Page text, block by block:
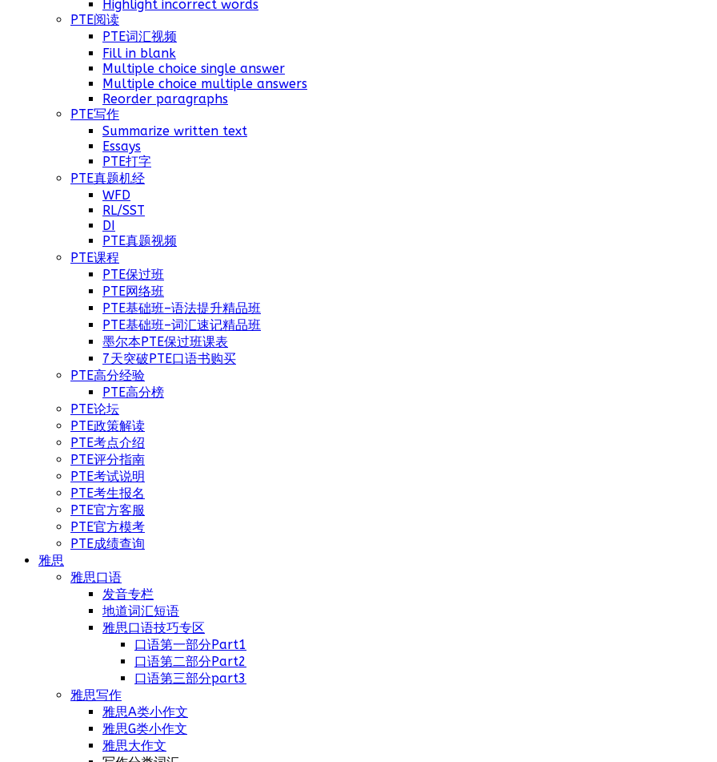
Highlight incorrect words
PTE阅读
PTE词汇视频
Fill in blank
Multiple choice single answer
Multiple choice multiple answers
Reorder paragraphs
PTE写作
Summarize written text
Essays
PTE打字
PTE真题机经
WFD
RL/SST
DI
PTE真题视频
PTE课程
PTE保过班
PTE网络班
PTE基础班–语法提升精品班
PTE基础班–词汇速记精品班
墨尔本PTE保过班课表
7天突破PTE口语书购买
PTE高分经验
PTE高分榜
PTE论坛
PTE政策解读
PTE考点介绍
PTE评分指南
PTE考试说明
PTE考生报名
PTE官方客服
PTE官方模考
PTE成绩查询
雅思
雅思口语
发音专栏
地道词汇短语
雅思口语技巧专区
口语第一部分Part1
口语第二部分Part2
口语第三部分part3
雅思写作
雅思A类小作文
雅思G类小作文
雅思大作文